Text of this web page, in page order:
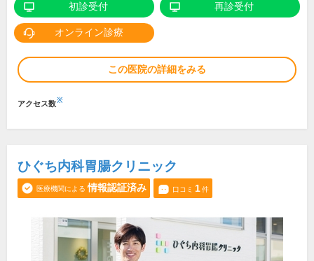
初診受付 再診受付
オンライン診療
この医院の詳細をみる
アクセス数※
ひぐち内科胃腸クリニック
医療機関による 情報認証済み 口コミ 1件